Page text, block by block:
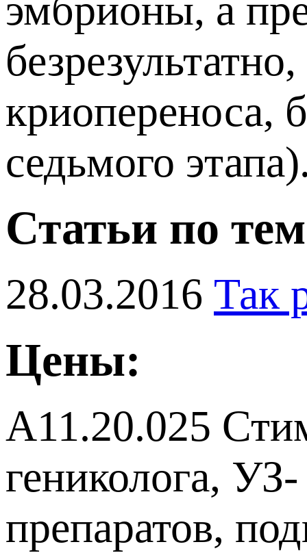
эмбрионы, а
криопереноса,
седьмого
Статьи по
28.03.2016 Так
Цены:
А11.20.025
гениколога,
препаратов,